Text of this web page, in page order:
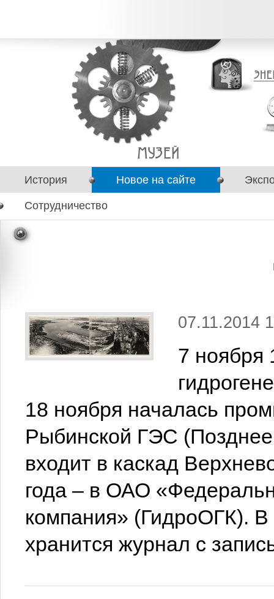
История Новое на сайте
Сотрудничество
07.11.2014
7 ноября
18 ноября началась
Рыбинской ГЭС
входит в каскад
года – в ОАО
компания» (ГидроОГК).
хранится журнал с